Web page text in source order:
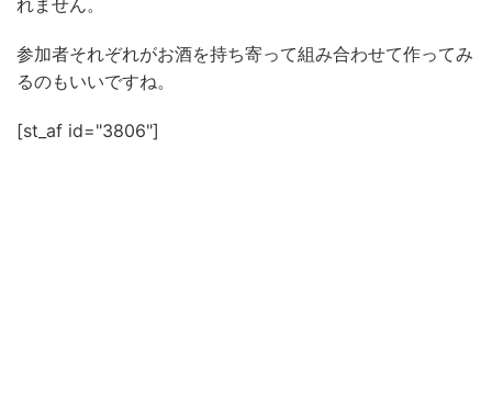
参加者それぞれがお酒を持ち寄って組み合わせて作ってみ
るのもいいですね。
[st_af id="3806"]